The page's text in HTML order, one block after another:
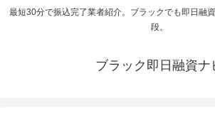
最短30分で振込完了業者紹介。ブラックでも即日融
段。
ブラック即日融資ナ